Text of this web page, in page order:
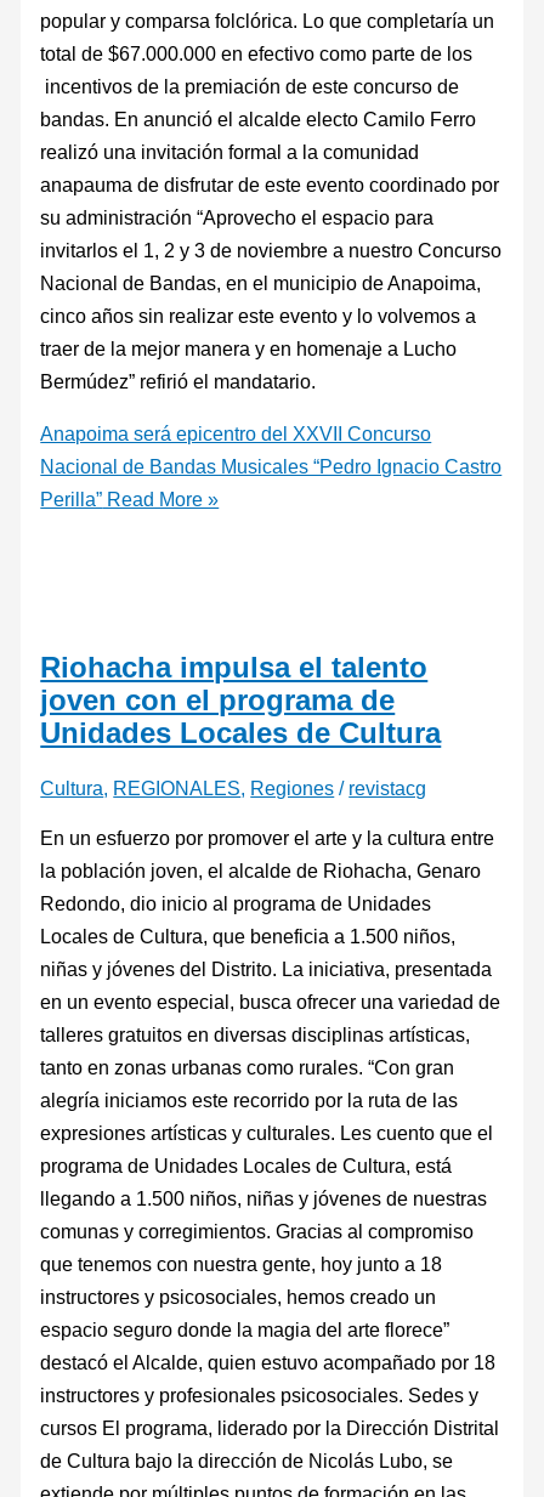
popular y comparsa folclórica. Lo que completaría un
total de $67.000.000 en efectivo como parte de los
incentivos de la premiación de este concurso de
bandas. En anunció el alcalde electo Camilo Ferro
realizó una invitación formal a la comunidad
anapauma de disfrutar de este evento coordinado por
su administración “Aprovecho el espacio para
invitarlos el 1, 2 y 3 de noviembre a nuestro Concurso
Nacional de Bandas, en el municipio de Anapoima,
cinco años sin realizar este evento y lo volvemos a
traer de la mejor manera y en homenaje a Lucho
Bermúdez” refirió el mandatario.
Anapoima será epicentro del XXVII Concurso
Nacional de Bandas Musicales “Pedro Ignacio Castro
Perilla” Read More »
Riohacha impulsa el talento
joven con el programa de
Unidades Locales de Cultura
Cultura, REGIONALES, Regiones / revistacg
En un esfuerzo por promover el arte y la cultura entre
la población joven, el alcalde de Riohacha, Genaro
Redondo, dio inicio al programa de Unidades
Locales de Cultura, que beneficia a 1.500 niños,
niñas y jóvenes del Distrito. La iniciativa, presentada
en un evento especial, busca ofrecer una variedad de
talleres gratuitos en diversas disciplinas artísticas,
tanto en zonas urbanas como rurales. “Con gran
alegría iniciamos este recorrido por la ruta de las
expresiones artísticas y culturales. Les cuento que el
programa de Unidades Locales de Cultura, está
llegando a 1.500 niños, niñas y jóvenes de nuestras
comunas y corregimientos. Gracias al compromiso
que tenemos con nuestra gente, hoy junto a 18
instructores y psicosociales, hemos creado un
espacio seguro donde la magia del arte florece”
destacó el Alcalde, quien estuvo acompañado por 18
instructores y profesionales psicosociales. Sedes y
cursos El programa, liderado por la Dirección Distrital
de Cultura bajo la dirección de Nicolás Lubo, se